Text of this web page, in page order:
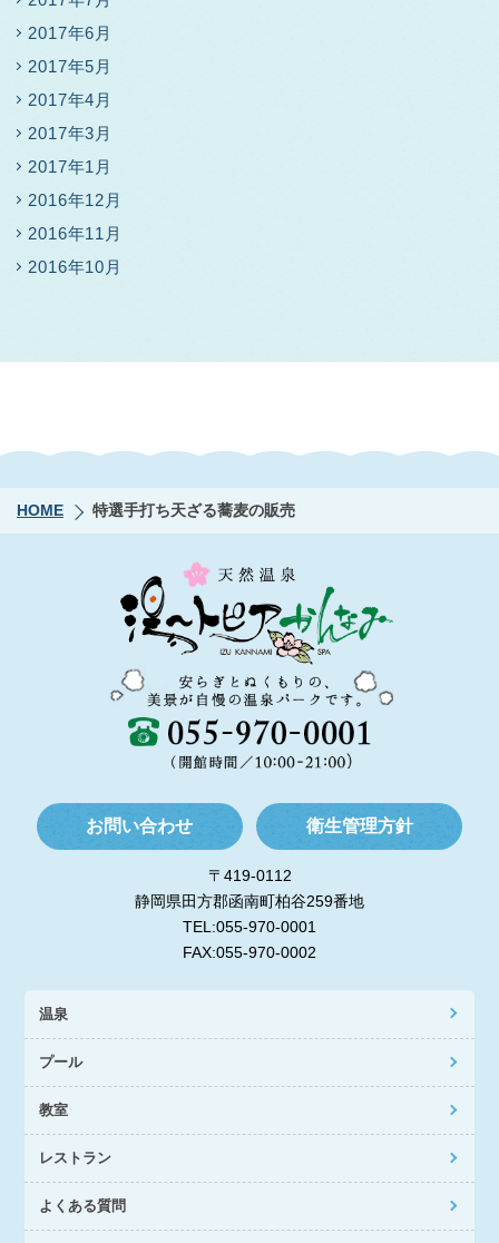
2017年6月
2017年5月
2017年4月
2017年3月
2017年1月
2016年12月
2016年11月
2016年10月
HOME 特選手打ち天ざる蕎麦の販売
お問い合わせ 衛生管理方針
〒419-0112
静岡県田方郡函南町柏谷259番地
TEL:055-970-0001
FAX:055-970-0002
温泉
プール
教室
レストラン
よくある質問